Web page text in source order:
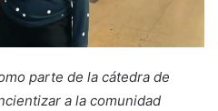
parte de la cátedra de
a la comunidad